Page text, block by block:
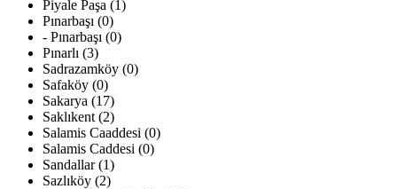
Piyale Paşa (1)
Pınarbaşı (0)
- Pınarbaşı (0)
Pınarlı (3)
Sadrazamköy (0)
Safaköy (0)
Sakarya (17)
Saklıkent (2)
Salamis Caaddesi (0)
Salamis Caddesi (0)
Sandallar (1)
Sazlıköy (2)